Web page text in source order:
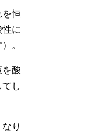
恒
に
。
酸
し
り